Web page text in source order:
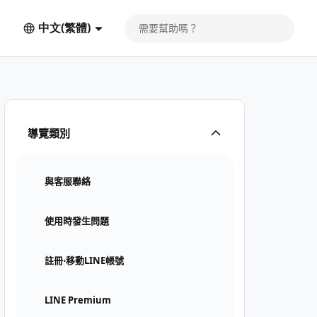
中文(繁體)
導覽類別
與客服聯絡
使用時發生問題
註冊⋅移動LINE帳號
LINE Premium